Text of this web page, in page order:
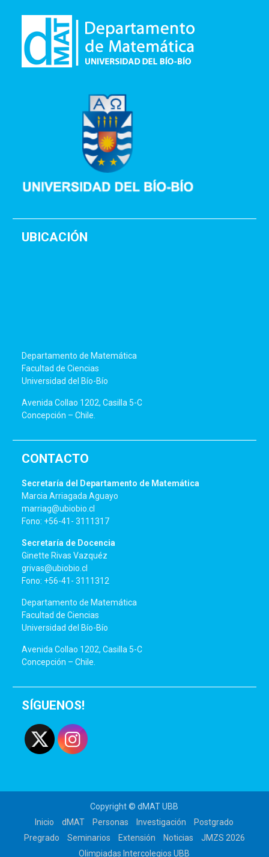
UBICACIÓN
Departamento de Matemática
Facultad de Ciencias
Universidad del Bío-Bío
Avenida Collao 1202, Casilla 5-C
Concepción – Chile.
CONTACTO
Secretaría del Departamento de Matemática
Marcia Arriagada Aguayo
marriag@ubiobio.cl
Fono: +56-41- 3111317
Secretaría de Docencia
Ginette Rivas Vazquéz
grivas@ubiobio.cl
Fono: +56-41- 3111312
Departamento de Matemática
Facultad de Ciencias
Universidad del Bío-Bío
Avenida Collao 1202, Casilla 5-C
Concepción – Chile.
SÍGUENOS!
Copyright © dMAT UBB
Inicio
dMAT Personas Investigación
Postgrado
Pregrado
Seminarios Extensión Noticias
JMZS 2026
Olimpiadas Intercolegios UBB